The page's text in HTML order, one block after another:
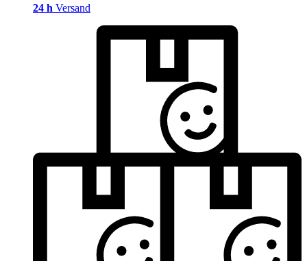
24 h Versand